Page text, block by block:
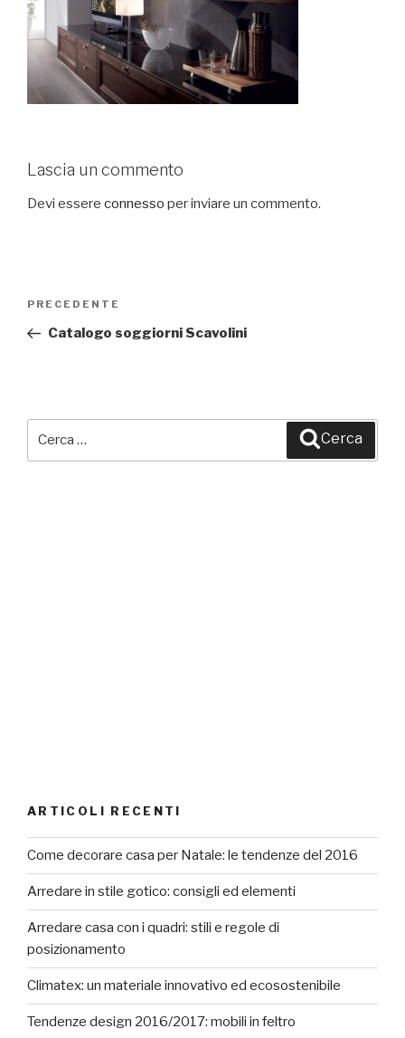
Lascia un commento
Devi essere connesso per inviare un commento.
Navigazione
Articolo
precedente:
PRECEDENTE
Catalogo soggiorni Scavolini
Cerca
ARTICOLI RECENTI
Come decorare casa per Natale: le tendenze del 2016
Arredare in stile gotico: consigli ed elementi
Arredare casa con i quadri: stili e regole di
posizionamento
Climatex: un materiale innovativo ed ecosostenibile
Tendenze design 2016/2017: mobili in feltro